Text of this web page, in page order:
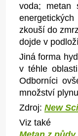
voda; metan
zkouší do
dojde v
Jiná forma
v téhle
Odborníci
množství
Zdroj: New
Viz také